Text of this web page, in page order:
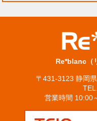
Re*blanc（
〒431-3123 静岡
営業時間 10:00